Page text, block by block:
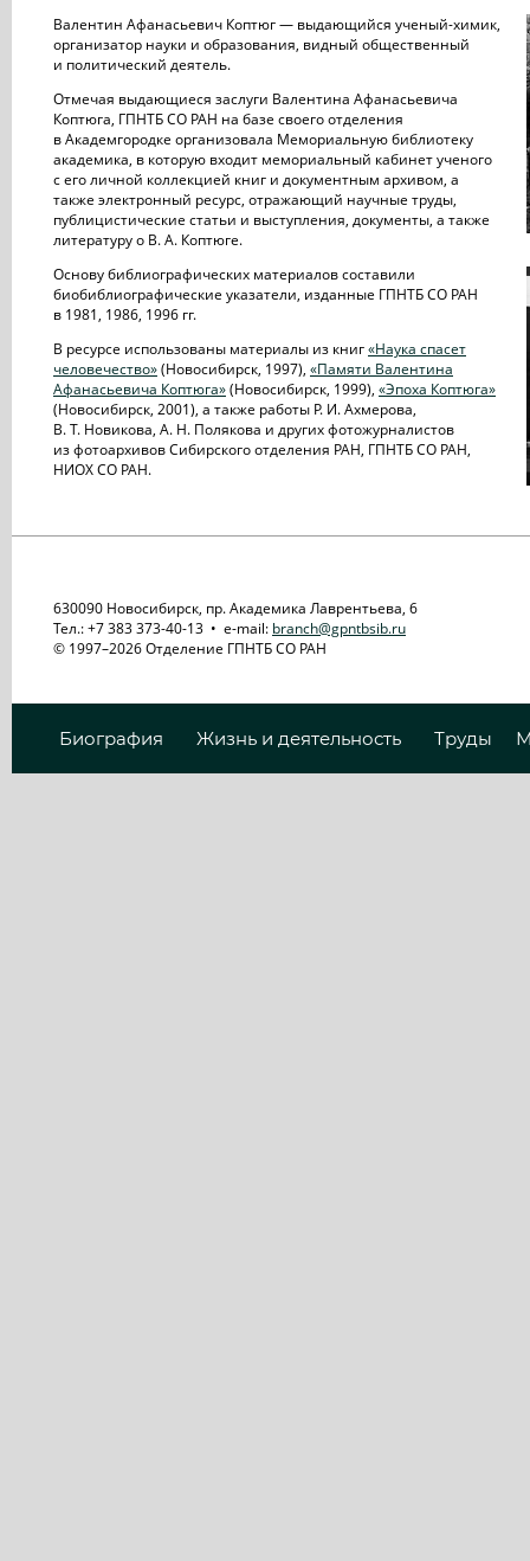
Валентин Афанасьевич Коптюг — выдающийся ученый-химик,
организатор науки и образования, видный общественный
и политический деятель.
Отмечая выдающиеся заслуги Валентина Афанасьевича
Коптюга, ГПНТБ СО РАН на базе своего отделения
в Академгородке организовала Мемориальную библиотеку
академика, в которую входит мемориальный кабинет ученого
с его личной коллекцией книг и документным архивом, а
также электронный ресурс, отражающий научные труды,
публицистические статьи и выступления, документы, а также
литературу о В. А. Коптюге.
Основу библиографических материалов составили
биобиблиографические указатели, изданные ГПНТБ СО РАН
в 1981, 1986, 1996 гг.
В ресурсе использованы материалы из книг«Наука спасет
человечество»(Новосибирск, 1997), «Памяти Валентина
Афанасьевича Коптюга»(Новосибирск, 1999), «Эпоха Коптюга»
(Новосибирск, 2001), а также работы Р. И. Ахмерова,
В. Т. Новикова, А. Н. Полякова и других фотожурналистов
из фотоархивов Сибирского отделения РАН, ГПНТБ СО РАН,
НИОХ СО РАН.
630090 Новосибирск, пр. Академика Лаврентьева, 6
Тел.: +7 383 373-40-13 • e-mail: branch@gpntbsib.ru
© 1997–2026 Отделение ГПНТБ СО РАН
Биография Жизнь и деятельность Труды